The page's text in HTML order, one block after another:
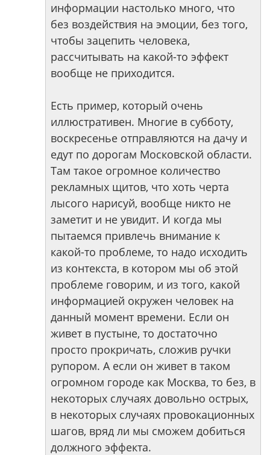
информации настолько много, что
без воздействия на эмоции, без того,
чтобы зацепить человека,
рассчитывать на какой-то эффект
вообще не приходится.
Есть пример, который очень
иллюстративен. Многие в субботу,
воскресенье отправляются на дачу и
едут по дорогам Московской области.
Там такое огромное количество
рекламных щитов, что хоть черта
лысого нарисуй, вообще никто не
заметит и не увидит. И когда мы
пытаемся привлечь внимание к
какой-то проблеме, то надо исходить
из контекста, в котором мы об этой
проблеме говорим, и из того, какой
информацией окружен человек на
данный момент времени. Если он
живет в пустыне, то достаточно
просто прокричать, сложив ручки
рупором. А если он живет в таком
огромном городе как Москва, то без, в
некоторых случаях довольно острых,
в некоторых случаях провокационных
шагов, вряд ли мы сможем добиться
должного эффекта.